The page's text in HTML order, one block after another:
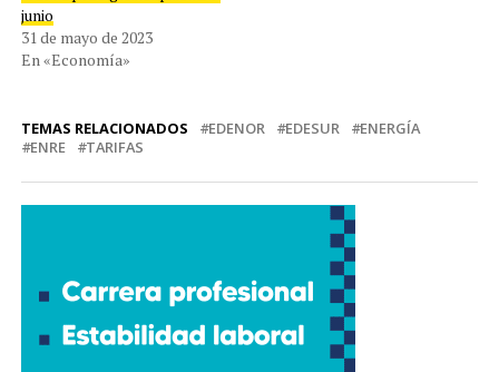
junio
31 de mayo de 2023
En «Economía»
TEMAS RELACIONADOS EDENOR EDESUR
ENERGÍA
ENRE
TARIFAS